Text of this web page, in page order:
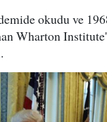
okudu ve
Wharton